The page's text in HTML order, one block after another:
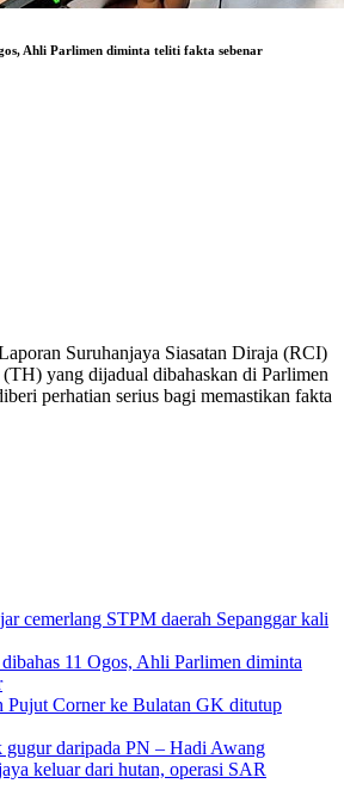
Ahli Parlimen diminta teliti fakta sebenar
Suruhanjaya Siasatan Diraja (RCI)
yang dijadual dibahaskan di Parlimen
perhatian serius bagi memastikan fakta
cemerlang STPM daerah Sepanggar kali
11 Ogos, Ahli Parlimen diminta
Pujut Corner ke Bulatan GK ditutup
gugur daripada PN – Hadi Awang
keluar dari hutan, operasi SAR